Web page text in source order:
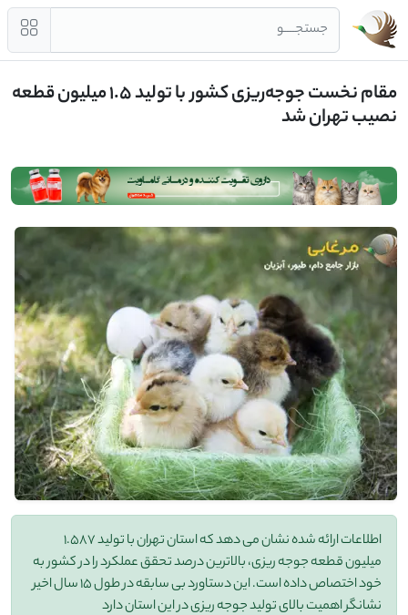
جستجــــو
مقام نخست جوجه‌ریزی کشور با تولید ۱.۵ میلیون قطعه
نصیب تهران شد
اطلاعات ارائه شده نشان می‌ دهد که استان تهران با تولید ۱.۵۸۷
میلیون قطعه جوجه ‌ریزی، بالاترین درصد تحقق عملکرد را در کشور به
خود اختصاص داده است. این دستاورد بی‌ سابقه در طول ۱۵ سال اخیر
نشانگر اهمیت بالای تولید جوجه‌ ریزی در این استان دارد